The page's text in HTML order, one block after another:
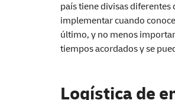
país tiene divisas diferentes
implementar cuando
último, y no menos
tiempos acordados y se
Logística de